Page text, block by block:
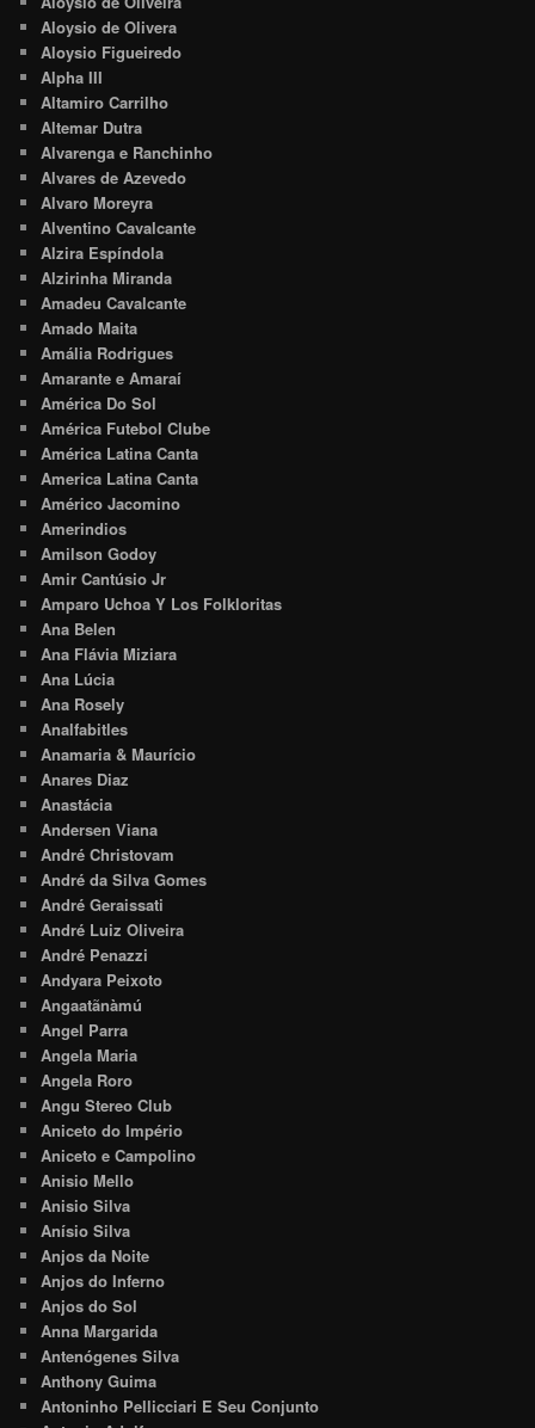
Aloysio de Olivera
Aloysio Figueiredo
Alpha III
Altamiro Carrilho
Altemar Dutra
Alvarenga e Ranchinho
Alvares de Azevedo
Alvaro Moreyra
Alventino Cavalcante
Alzira Espíndola
Alzirinha Miranda
Amadeu Cavalcante
Amado Maita
Amália Rodrigues
Amarante e Amaraí
América Do Sol
América Futebol Clube
América Latina Canta
America Latina Canta
Américo Jacomino
Amerindios
Amilson Godoy
Amir Cantúsio Jr
Amparo Uchoa Y Los Folkloritas
Ana Belen
Ana Flávia Miziara
Ana Lúcia
Ana Rosely
Analfabitles
Anamaria & Maurício
Anares Diaz
Anastácia
Andersen Viana
André Christovam
André da Silva Gomes
André Geraissati
André Luiz Oliveira
André Penazzi
Andyara Peixoto
Angaatãnàmú
Angel Parra
Angela Maria
Angela Roro
Angu Stereo Club
Aniceto do Império
Aniceto e Campolino
Anisio Mello
Anisio Silva
Anísio Silva
Anjos da Noite
Anjos do Inferno
Anjos do Sol
Anna Margarida
Antenógenes Silva
Anthony Guima
Antoninho Pellicciari E Seu Conjunto